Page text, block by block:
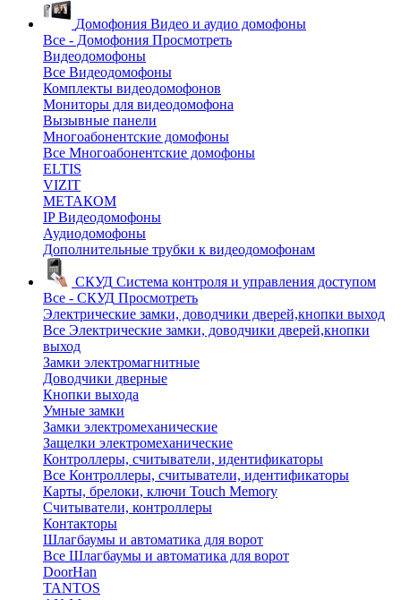
Домофония Видео и аудио домофоны
Все - Домофония Просмотреть
Видеодомофоны
Все Видеодомофоны
Комплекты видеодомофонов
Мониторы для видеодомофона
Вызывные панели
Многоабонентские домофоны
Все Многоабонентские домофоны
ELTIS
VIZIT
МЕТАКОМ
IP Видеодомофоны
Аудиодомофоны
Дополнительные трубки к видеодомофонам
СКУД Система контроля и управления доступом
Все - СКУД Просмотреть
Электрические замки, доводчики дверей,кнопки выход
Все Электрические замки, доводчики дверей,кнопки
выход
Замки электромагнитные
Доводчики дверные
Кнопки выхода
Умные замки
Замки электромеханические
Защелки электромеханические
Контроллеры, считыватели, идентификаторы
Все Контроллеры, считыватели, идентификаторы
Карты, брелоки, ключи Touch Memory
Считыватели, контроллеры
Контакторы
Шлагбаумы и автоматика для ворот
Все Шлагбаумы и автоматика для ворот
DoorHan
TANTOS